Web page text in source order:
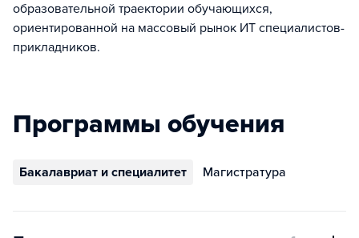
образовательной траектории обучающихся,
ориентированной на массовый рынок ИТ специалистов-
прикладников.
Программы обучения
Бакалавриат и специалитет Магистратура